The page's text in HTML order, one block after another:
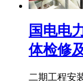
国电电
体检修
二期工程安